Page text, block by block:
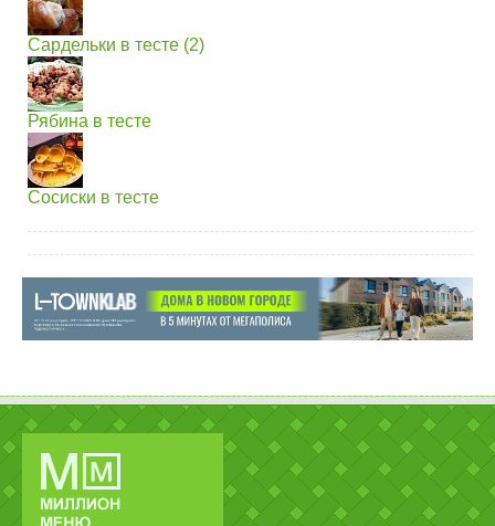
Сардельки в тесте (2)
Рябина в тесте
Сосиски в тесте